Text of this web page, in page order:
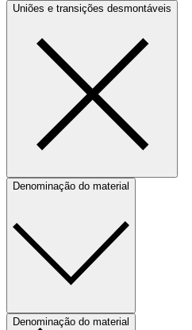
Uniões e transições desmontáveis
Denominação do material
Denominação do material